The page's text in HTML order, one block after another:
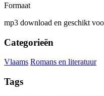
Formaat
mp3 download en geschikt
Categorieën
Vlaams Romans en literatuur
Tags